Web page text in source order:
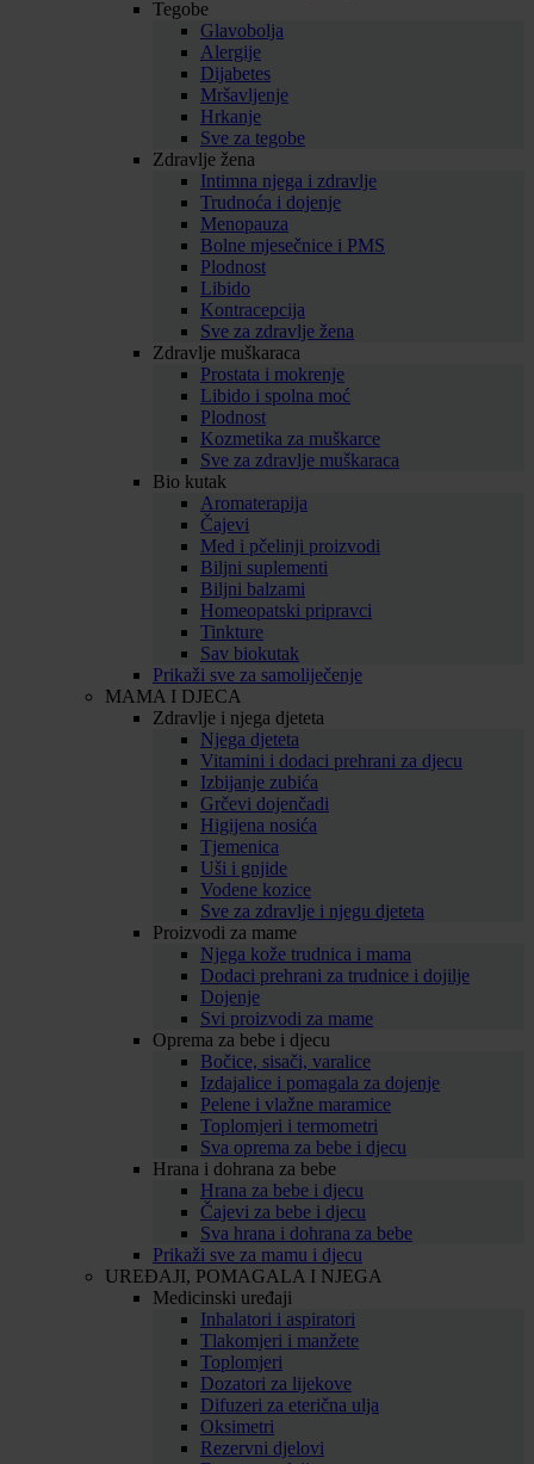
Tegobe
Glavobolja
Alergije
Dijabetes
Mršavljenje
Hrkanje
Sve za tegobe
Zdravlje žena
Intimna njega i zdravlje
Trudnoća i dojenje
Menopauza
Bolne mjesečnice i PMS
Plodnost
Libido
Kontracepcija
Sve za zdravlje žena
Zdravlje muškaraca
Prostata i mokrenje
Libido i spolna moć
Plodnost
Kozmetika za muškarce
Sve za zdravlje muškaraca
Bio kutak
Aromaterapija
Čajevi
Med i pčelinji proizvodi
Biljni suplementi
Biljni balzami
Homeopatski pripravci
Tinkture
Sav biokutak
Prikaži sve za samoliječenje
MAMA I DJECA
Zdravlje i njega djeteta
Njega djeteta
Vitamini i dodaci prehrani za djecu
Izbijanje zubića
Grčevi dojenčadi
Higijena nosića
Tjemenica
Uši i gnjide
Vodene kozice
Sve za zdravlje i njegu djeteta
Proizvodi za mame
Njega kože trudnica i mama
Dodaci prehrani za trudnice i dojilje
Dojenje
Svi proizvodi za mame
Oprema za bebe i djecu
Bočice, sisači, varalice
Izdajalice i pomagala za dojenje
Pelene i vlažne maramice
Toplomjeri i termometri
Sva oprema za bebe i djecu
Hrana i dohrana za bebe
Hrana za bebe i djecu
Čajevi za bebe i djecu
Sva hrana i dohrana za bebe
Prikaži sve za mamu i djecu
UREĐAJI, POMAGALA I NJEGA
Medicinski uređaji
Inhalatori i aspiratori
Tlakomjeri i manžete
Toplomjeri
Dozatori za lijekove
Difuzeri za eterična ulja
Oksimetri
Rezervni djelovi